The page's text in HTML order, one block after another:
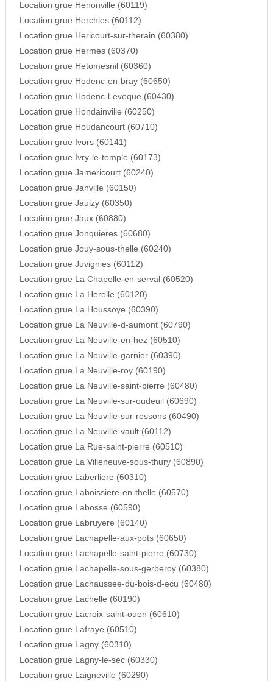
Location grue Henonville (60119)
Location grue Herchies (60112)
Location grue Hericourt-sur-therain (60380)
Location grue Hermes (60370)
Location grue Hetomesnil (60360)
Location grue Hodenc-en-bray (60650)
Location grue Hodenc-l-eveque (60430)
Location grue Hondainville (60250)
Location grue Houdancourt (60710)
Location grue Ivors (60141)
Location grue Ivry-le-temple (60173)
Location grue Jamericourt (60240)
Location grue Janville (60150)
Location grue Jaulzy (60350)
Location grue Jaux (60880)
Location grue Jonquieres (60680)
Location grue Jouy-sous-thelle (60240)
Location grue Juvignies (60112)
Location grue La Chapelle-en-serval (60520)
Location grue La Herelle (60120)
Location grue La Houssoye (60390)
Location grue La Neuville-d-aumont (60790)
Location grue La Neuville-en-hez (60510)
Location grue La Neuville-garnier (60390)
Location grue La Neuville-roy (60190)
Location grue La Neuville-saint-pierre (60480)
Location grue La Neuville-sur-oudeuil (60690)
Location grue La Neuville-sur-ressons (60490)
Location grue La Neuville-vault (60112)
Location grue La Rue-saint-pierre (60510)
Location grue La Villeneuve-sous-thury (60890)
Location grue Laberliere (60310)
Location grue Laboissiere-en-thelle (60570)
Location grue Labosse (60590)
Location grue Labruyere (60140)
Location grue Lachapelle-aux-pots (60650)
Location grue Lachapelle-saint-pierre (60730)
Location grue Lachapelle-sous-gerberoy (60380)
Location grue Lachaussee-du-bois-d-ecu (60480)
Location grue Lachelle (60190)
Location grue Lacroix-saint-ouen (60610)
Location grue Lafraye (60510)
Location grue Lagny (60310)
Location grue Lagny-le-sec (60330)
Location grue Laigneville (60290)